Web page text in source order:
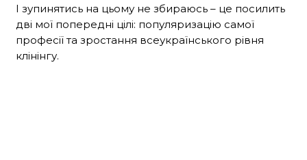
І зупинятись на цьому не збираюсь – це посилить
дві мої попередні цілі: популяризацію самої
професії та зростання всеукраїнського рівня
клінінгу.